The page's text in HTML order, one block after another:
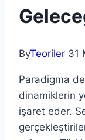
ByTeoriler 31
Paradigma
dinamiklerin
işaret eder.